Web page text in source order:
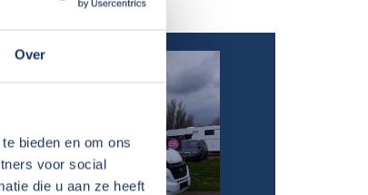
Over
bieden en om ons
voor social
die u aan ze heeft